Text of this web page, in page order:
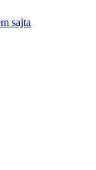
sajta